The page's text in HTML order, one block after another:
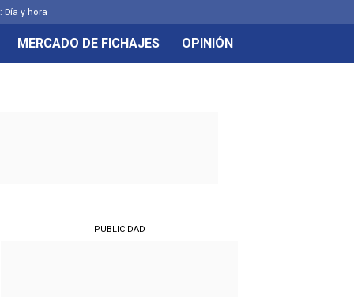
Día y hora
MERCADO DE FICHAJES OPINIÓN
PUBLICIDAD